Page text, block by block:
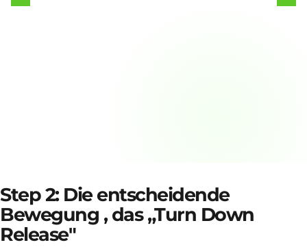
Step 2: Die entscheidende
Bewegung , das „Turn Down
Release"